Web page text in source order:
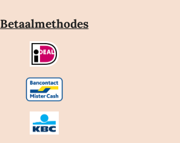
Betaalmethodes